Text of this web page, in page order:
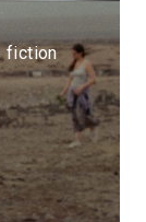
fiction